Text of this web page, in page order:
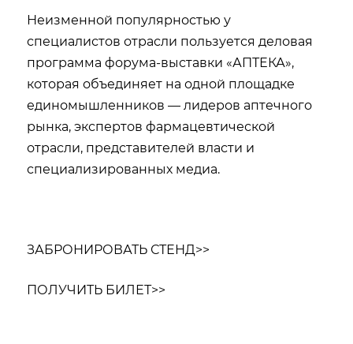
Неизменной популярностью у
специалистов отрасли пользуется деловая
программа форума-выставки «АПТЕКА»,
которая объединяет на одной площадке
единомышленников — лидеров аптечного
рынка, экспертов фармацевтической
отрасли, представителей власти и
специализированных медиа.
ЗАБРОНИРОВАТЬ СТЕНД>>
ПОЛУЧИТЬ БИЛЕТ>>